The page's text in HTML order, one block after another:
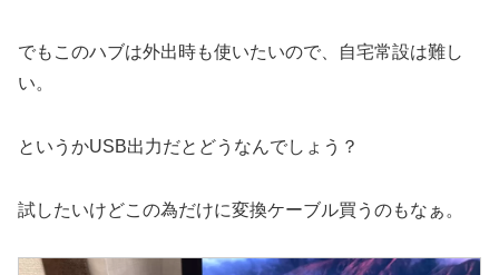
でもこのハブは外出時も使いたいので、自宅常設は難し
い。
というかUSB出力だとどうなんでしょう？
試したいけどこの為だけに変換ケーブル買うのもなぁ。